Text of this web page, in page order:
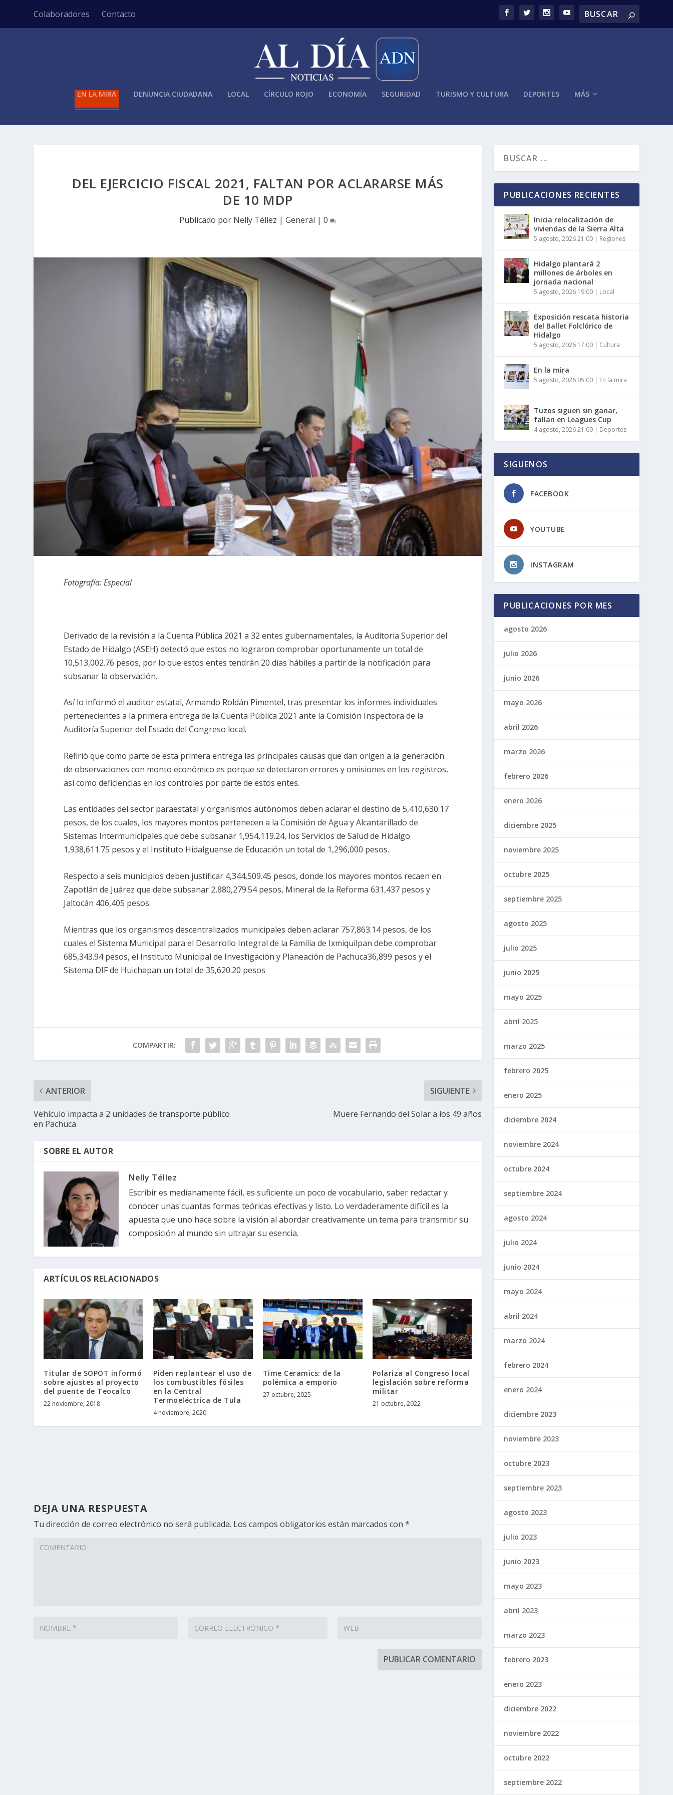
Colaboradores Contacto
EN LA MIRA DENUNCIA CIUDADANA LOCAL CÍRCULO ROJO ECONOMÍA SEGURIDAD TURISMO Y CULTURA DEPORTES MÁS
DEL EJERCICIO FISCAL 2021, FALTAN POR ACLARARSE MÁS
DE 10 MDP
Publicado por Nelly Téllez |General |0
Fotografía: Especial
Derivado de la revisión a la Cuenta Pública 2021 a 32 entes gubernamentales, la Auditoria Superior del
Estado de Hidalgo (ASEH) detectó que estos no lograron comprobar oportunamente un total de
10,513,002.76 pesos, por lo que estos entes tendrán 20 días hábiles a partir de la notificación para
subsanar la observación.
Así lo informó el auditor estatal, Armando Roldán Pimentel, tras presentar los informes individuales
pertenecientes a la primera entrega de la Cuenta Pública 2021 ante la Comisión Inspectora de la
Auditoría Superior del Estado del Congreso local.
Refirió que como parte de esta primera entrega las principales causas que dan origen a la generación
de observaciones con monto económico es porque se detectaron errores y omisiones en los registros,
así como deficiencias en los controles por parte de estos entes.
Las entidades del sector paraestatal y organismos autónomos deben aclarar el destino de 5,410,630.17
pesos, de los cuales, los mayores montos pertenecen a la Comisión de Agua y Alcantarillado de
Sistemas Intermunicipales que debe subsanar 1,954,119.24, los Servicios de Salud de Hidalgo
1,938,611.75 pesos y el Instituto Hidalguense de Educación un total de 1,296,000 pesos.
Respecto a seis municipios deben justificar 4,344,509.45 pesos, donde los mayores montos recaen en
Zapotlán de Juárez que debe subsanar 2,880,279.54 pesos, Mineral de la Reforma 631,437 pesos y
Jaltocán 406,405 pesos.
Mientras que los organismos descentralizados municipales deben aclarar 757,863.14 pesos, de los
cuales el Sistema Municipal para el Desarrollo Integral de la Familia de Ixmiquilpan debe comprobar
685,343.94 pesos, el Instituto Municipal de Investigación y Planeación de Pachuca36,899 pesos y el
Sistema DIF de Huichapan un total de 35,620.20 pesos
COMPARTIR:
ANTERIOR
Vehículo impacta a 2 unidades de transporte público
en Pachuca
SIGUIENTE
Muere Fernando del Solar a los 49 años
SOBRE EL AUTOR
Nelly Téllez
Escribir es medianamente fácil, es suficiente un poco de vocabulario, saber redactar y
conocer unas cuantas formas teóricas efectivas y listo. Lo verdaderamente difícil es la
apuesta que uno hace sobre la visión al abordar creativamente un tema para transmitir su
composición al mundo sin ultrajar su esencia.
ARTÍCULOS RELACIONADOS
Titular de SOPOT informó
sobre ajustes al proyecto
del puente de Teocalco
22 noviembre, 2018
Piden replantear el uso de
los combustibles fósiles
en la Central
Termoeléctrica de Tula
4 noviembre, 2020
Time Ceramics: de la
polémica a emporio
27 octubre, 2025
Polariza al Congreso local
legislación sobre reforma
militar
21 octubre, 2022
DEJA UNA RESPUESTA
Tu dirección de correo electrónico no será publicada. Los campos obligatorios están marcados con*
PUBLICACIONES RECIENTES
Inicia relocalización de
viviendas de la Sierra Alta
5 agosto, 2026 21:00 | Regiones
Hidalgo plantará 2
millones de árboles en
jornada nacional
5 agosto, 2026 19:00 | Local
Exposición rescata historia
del Ballet Folclórico de
Hidalgo
5 agosto, 2026 17:00 | Cultura
En la mira
5 agosto, 2026 05:00 | En la mira
Tuzos siguen sin ganar,
fallan en Leagues Cup
4 agosto, 2026 21:00 | Deportes
SIGUENOS
FACEBOOK
YOUTUBE
INSTAGRAM
PUBLICACIONES POR MES
agosto 2026
julio 2026
junio 2026
mayo 2026
abril 2026
marzo 2026
febrero 2026
enero 2026
diciembre 2025
noviembre 2025
octubre 2025
septiembre 2025
agosto 2025
julio 2025
junio 2025
mayo 2025
abril 2025
marzo 2025
febrero 2025
enero 2025
diciembre 2024
noviembre 2024
octubre 2024
septiembre 2024
agosto 2024
julio 2024
junio 2024
mayo 2024
abril 2024
marzo 2024
febrero 2024
enero 2024
diciembre 2023
noviembre 2023
octubre 2023
septiembre 2023
agosto 2023
julio 2023
junio 2023
mayo 2023
abril 2023
marzo 2023
febrero 2023
enero 2023
diciembre 2022
noviembre 2022
octubre 2022
septiembre 2022